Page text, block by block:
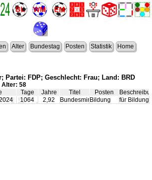
Alter Bundestag Posten Statistik Home
Partei: FDP; Geschlecht: Frau; Land: BRD
Alter: 58
Tage Jahre Titel Posten
1064 2,92 Bundesminister
Bildung für Bildung